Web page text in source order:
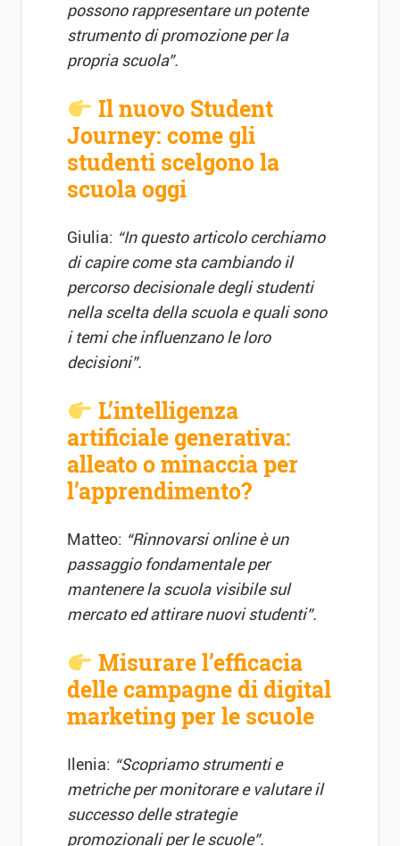
possono rappresentare un potente
strumento di promozione per la
propria scuola”.
Il nuovo Student
Journey: come gli
studenti scelgono la
scuola oggi
Giulia: “In questo articolo cerchiamo
di capire come sta cambiando il
percorso decisionale degli studenti
nella scelta della scuola e quali sono
i temi che influenzano le loro
decisioni”.
L’intelligenza
artificiale generativa:
alleato o minaccia per
l’apprendimento?
Matteo: “Rinnovarsi online è un
passaggio fondamentale per
mantenere la scuola visibile sul
mercato ed attirare nuovi studenti”.
Misurare l’efficacia
delle campagne di digital
marketing per le scuole
Ilenia: “Scopriamo strumenti e
metriche per monitorare e valutare il
successo delle strategie
promozionali per le scuole”.